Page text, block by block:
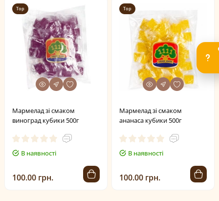
Top
Мармелад зі смаком
виноград кубики 500г
В наявності
100.00 грн.
Top
Мармелад зі смаком
ананаса кубики 500г
В наявності
100.00 грн.